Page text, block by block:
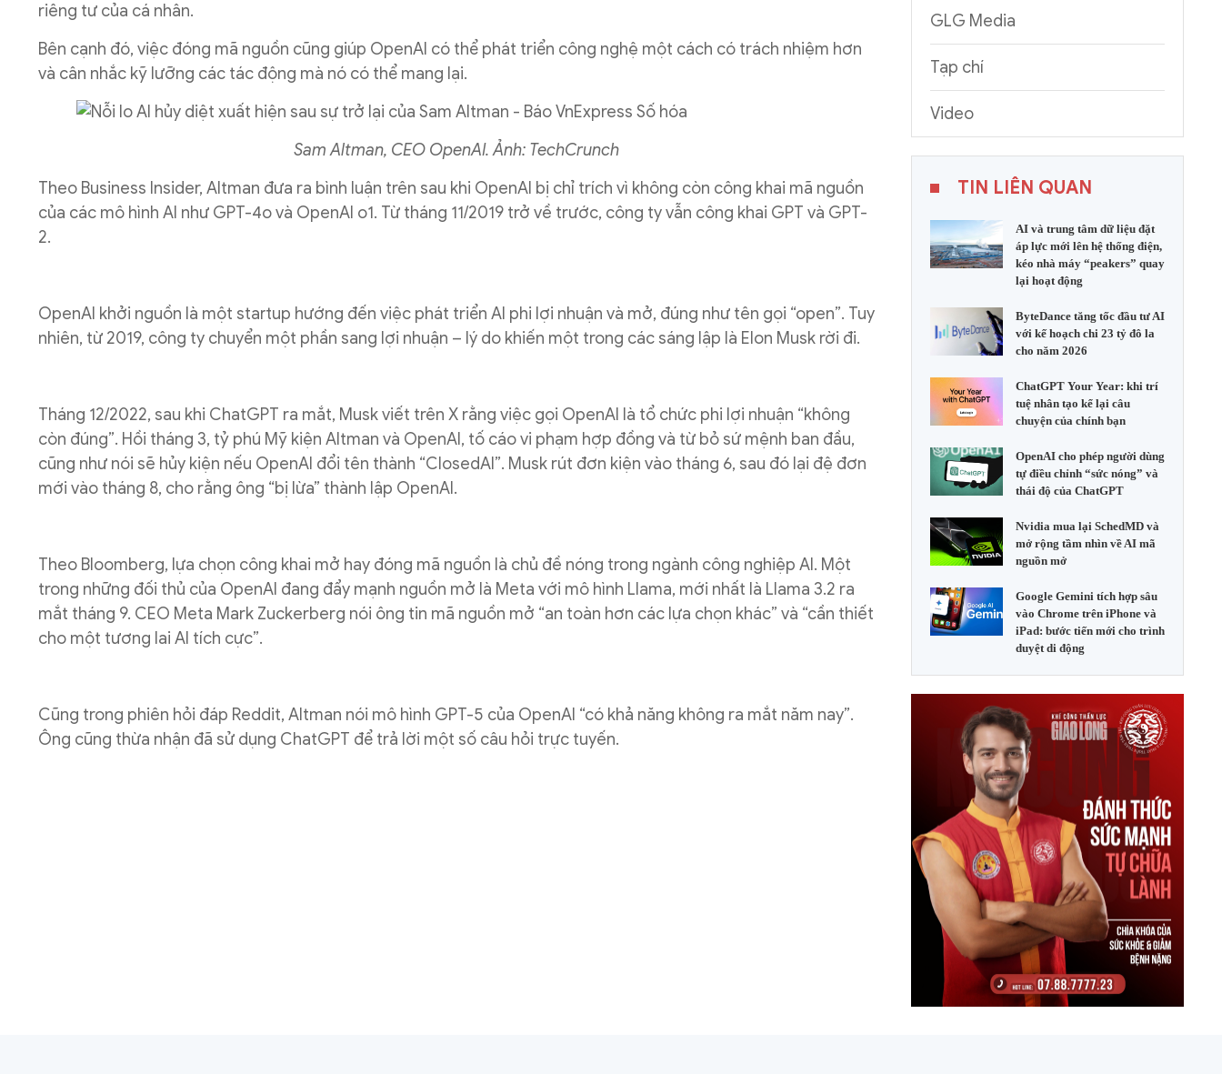
riêng tư của cá nhân.
Bên cạnh đó, việc đóng mã nguồn cũng giúp OpenAI có thể phát triển công nghệ một cách có trách nhiệm hơn
và cân nhắc kỹ lưỡng các tác động mà nó có thể mang lại.
Sam Altman, CEO OpenAI. Ảnh: TechCrunch
Theo Business Insider, Altman đưa ra bình luận trên sau khi OpenAI bị chỉ trích vì không còn công khai mã nguồn
của các mô hình AI như GPT-4o và OpenAI o1. Từ tháng 11/2019 trở về trước, công ty vẫn công khai GPT và GPT-
2.
OpenAI khởi nguồn là một startup hướng đến việc phát triển AI phi lợi nhuận và mở, đúng như tên gọi “open”. Tuy
nhiên, từ 2019, công ty chuyển một phần sang lợi nhuận – lý do khiến một trong các sáng lập là Elon Musk rời đi.
Tháng 12/2022, sau khi ChatGPT ra mắt, Musk viết trên X rằng việc gọi OpenAI là tổ chức phi lợi nhuận “không
còn đúng”. Hồi tháng 3, tỷ phú Mỹ kiện Altman và OpenAI, tố cáo vi phạm hợp đồng và từ bỏ sứ mệnh ban đầu,
cũng như nói sẽ hủy kiện nếu OpenAI đổi tên thành “ClosedAI”. Musk rút đơn kiện vào tháng 6, sau đó lại đệ đơn
mới vào tháng 8, cho rằng ông “bị lừa” thành lập OpenAI.
Theo Bloomberg, lựa chọn công khai mở hay đóng mã nguồn là chủ đề nóng trong ngành công nghiệp AI. Một
trong những đối thủ của OpenAI đang đẩy mạnh nguồn mở là Meta với mô hình Llama, mới nhất là Llama 3.2 ra
mắt tháng 9. CEO Meta Mark Zuckerberg nói ông tin mã nguồn mở “an toàn hơn các lựa chọn khác” và “cần thiết
cho một tương lai AI tích cực”.
Cũng trong phiên hỏi đáp Reddit, Altman nói mô hình GPT-5 của OpenAI “có khả năng không ra mắt năm nay”.
Ông cũng thừa nhận đã sử dụng ChatGPT để trả lời một số câu hỏi trực tuyến.
GLG Media
Tạp chí
Video
TIN LIÊN QUAN
AI và trung tâm dữ liệu đặt
áp lực mới lên hệ thống điện,
kéo nhà máy “peakers” quay
lại hoạt động
ByteDance tăng tốc đầu tư AI
với kế hoạch chi 23 tỷ đô la
cho năm 2026
ChatGPT Your Year: khi trí
tuệ nhân tạo kể lại câu
chuyện của chính bạn
OpenAI cho phép người dùng
tự điều chỉnh “sức nóng” và
thái độ của ChatGPT
Nvidia mua lại SchedMD và
mở rộng tầm nhìn về AI mã
nguồn mở
Google Gemini tích hợp sâu
vào Chrome trên iPhone và
iPad: bước tiến mới cho trình
duyệt di động